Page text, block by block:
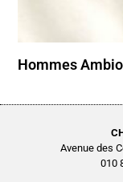
Hommes
Avenue des
010